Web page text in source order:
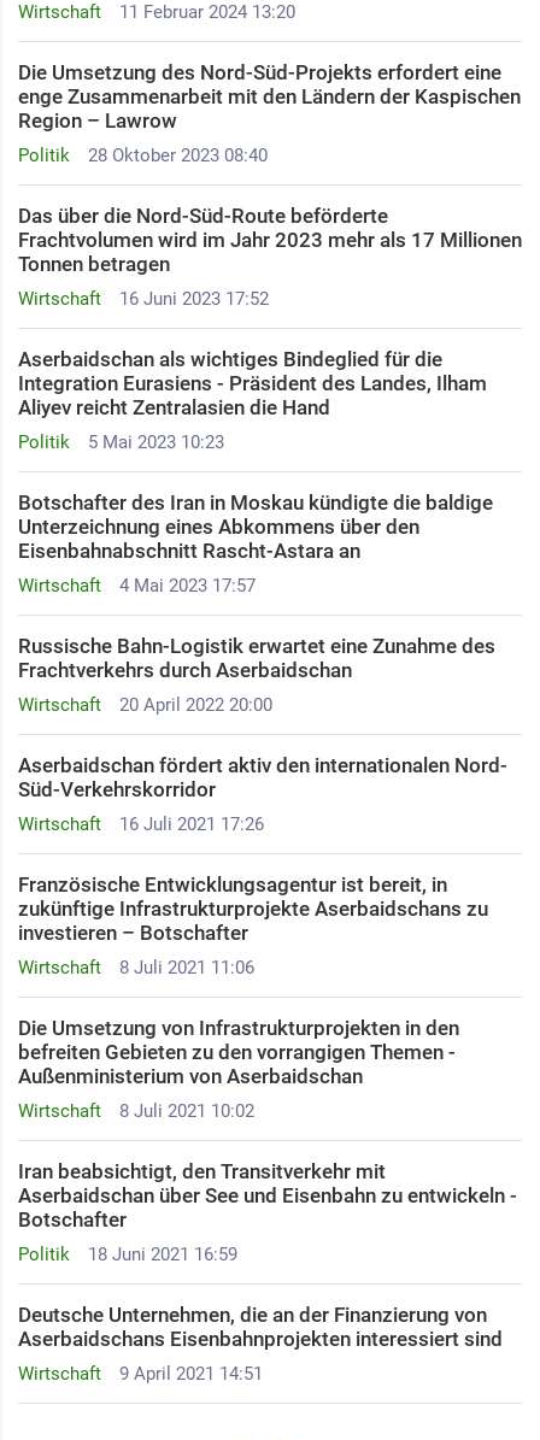
Wirtschaft 11 Februar 2024 13:20
Politik 28 Oktober 2023 08:40
Die Umsetzung des Nord-Süd-Projekts erfordert eine
enge Zusammenarbeit mit den Ländern der Kaspischen
Region – Lawrow
Wirtschaft 16 Juni 2023 17:52
Das über die Nord-Süd-Route beförderte
Frachtvolumen wird im Jahr 2023 mehr als 17 Millionen
Tonnen betragen
Politik 5 Mai 2023 10:23
Aserbaidschan als wichtiges Bindeglied für die
Integration Eurasiens - Präsident des Landes, Ilham
Aliyev reicht Zentralasien die Hand
Wirtschaft 4 Mai 2023 17:57
Botschafter des Iran in Moskau kündigte die baldige
Unterzeichnung eines Abkommens über den
Eisenbahnabschnitt Rascht-Astara an
Wirtschaft 20 April 2022 20:00
Russische Bahn-Logistik erwartet eine Zunahme des
Frachtverkehrs durch Aserbaidschan
Wirtschaft 16 Juli 2021 17:26
Aserbaidschan fördert aktiv den internationalen Nord-
Süd-Verkehrskorridor
Wirtschaft 8 Juli 2021 11:06
Französische Entwicklungsagentur ist bereit, in
zukünftige Infrastrukturprojekte Aserbaidschans zu
investieren – Botschafter
Wirtschaft 8 Juli 2021 10:02
Die Umsetzung von Infrastrukturprojekten in den
befreiten Gebieten zu den vorrangigen Themen -
Außenministerium von Aserbaidschan
Politik 18 Juni 2021 16:59
Iran beabsichtigt, den Transitverkehr mit
Aserbaidschan über See und Eisenbahn zu entwickeln -
Botschafter
Wirtschaft 9 April 2021 14:51
Deutsche Unternehmen, die an der Finanzierung von
Aserbaidschans Eisenbahnprojekten interessiert sind